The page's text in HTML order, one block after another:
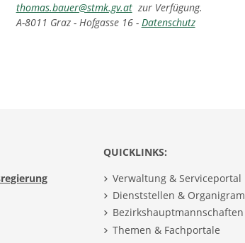
thomas.bauer@stmk.gv.atzur Verfügung.
A-8011 Graz - Hofgasse 16 - Datenschutz
QUICKLINKS:
Verwaltung & Serviceportal
Dienststellen &
Bezirkshauptmannschaften
Themen & Fachportale